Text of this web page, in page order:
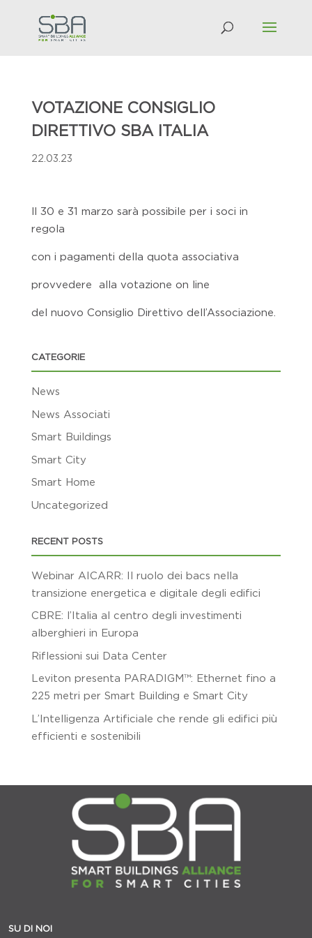
VOTAZIONE CONSIGLIO
DIRETTIVO SBA ITALIA
22.03.23
ll 30 e 31 marzo sarà possibile per i soci in
regola
con i pagamenti della quota associativa
provvedere alla votazione on line
del nuovo Consiglio Direttivo dell’Associazione.
CATEGORIE
News
News Associati
Smart Buildings
Smart City
Smart Home
Uncategorized
RECENT POSTS
Webinar AICARR: Il ruolo dei bacs nella
transizione energetica e digitale degli edifici
CBRE: l’Italia al centro degli investimenti
alberghieri in Europa
Riflessioni sui Data Center
Leviton presenta PARADIGM™: Ethernet fino a
225 metri per Smart Building e Smart City
L’Intelligenza Artificiale che rende gli edifici più
efficienti e sostenibili
SU DI NOI